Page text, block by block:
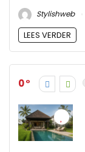
Stylishweb
LEES VERDER
0